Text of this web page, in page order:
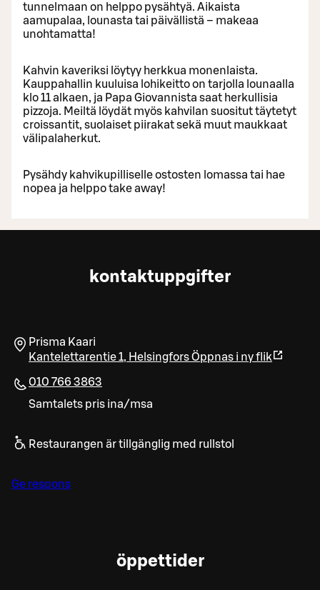
tunnelmaan on helppo pysähtyä. Aikaista
aamupalaa, lounasta tai päivällistä – makeaa
unohtamatta!
Kahvin kaveriksi löytyy herkkua monenlaista.
Kauppahallin kuuluisa lohikeitto on tarjolla lounaalla
klo 11 alkaen, ja Papa Giovannista saat herkullisia
pizzoja. Meiltä löydät myös kahvilan suositut täytetyt
croissantit, suolaiset piirakat sekä muut maukkaat
välipalaherkut.
Pysähdy kahvikupilliselle ostosten lomassa tai hae
nopea ja helppo take away!
kontaktuppgifter
Prisma Kaari
Kantelettarentie 1, HelsingforsÖppnas i ny flik
010 766 3863
Samtalets pris ina/msa
Restaurangen är tillgänglig med rullstol
Ge respons
öppettider